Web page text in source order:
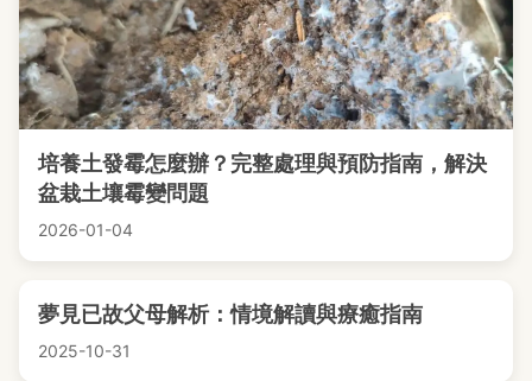
培養土發霉怎麼辦？完整處理與預防指南，解決
盆栽土壤霉變問題
2026-01-04
夢見已故父母解析：情境解讀與療癒指南
2025-10-31